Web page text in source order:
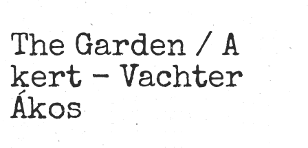
The Garden / A
kert - Vachter
Ákos